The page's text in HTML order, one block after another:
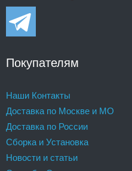
Покупателям
Наши Контакты
Доставка по Москве и МО
Доставка по России
Сборка и Установка
Новости и статьи